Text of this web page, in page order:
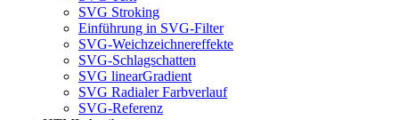
SVG Stroking
Einführung in SVG-Filter
SVG-Weichzeichnereffekte
SVG-Schlagschatten
SVG linearGradient
SVG Radialer Farbverlauf
SVG-Referenz